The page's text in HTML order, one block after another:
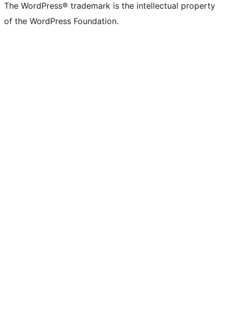
The WordPress® trademark is the intellectual property
of the WordPress Foundation.